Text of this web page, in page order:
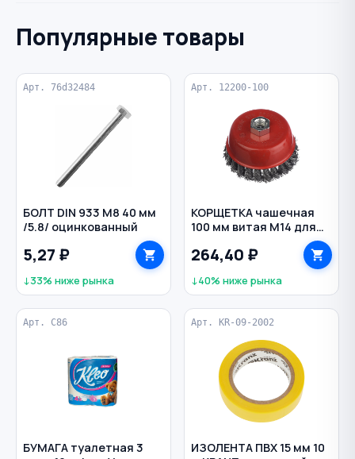
Популярные товары
Арт. 76d32484
БОЛТ DIN 933 M8 40 мм
/5.8/ оцинкованный
5,27 ₽
↓33% ниже рынка
Арт. 12200-100
КОРЩЕТКА чашечная
100 мм витая М14 для
264,40 ₽
↓40% ниже рынка
Арт. С86
БУМАГА туалетная 3
Арт. KR-09-2002
ИЗОЛЕНТА ПВХ 15 мм 10